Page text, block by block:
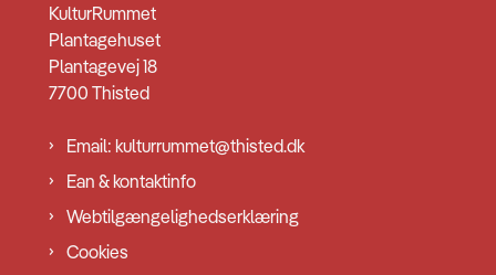
KulturRummet
Plantagehuset
Plantagevej 18
7700 Thisted
Email: kulturrummet@thisted.dk
Ean & kontaktinfo
Webtilgængelighedserklæring
Cookies